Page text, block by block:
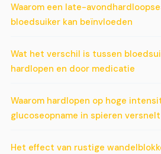
Waarom een late-
bloedsuiker kan beïnvloeden
Wat het verschil is tussen
hardlopen en door medicatie
Waarom hardlopen op hoge
glucoseopname in spieren versnelt
Het effect van rustige